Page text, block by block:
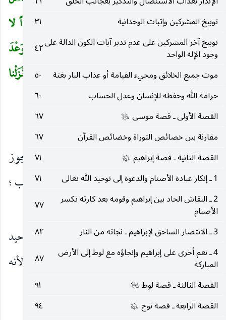
توبيخ المشركين وإثبات الوحدانية
٣١
توبيخ آخر المشركين على عدم تدبر آيات الكون الدالة على
وجود الإله الواحد
٤٢
موت جميع الخلائق ومجيء القيامة أو عذاب النار بغتة
٥٠
حرامة الله وحفظه للإنسان وعدل الحساب
٦٠
القصة الأولى ـ قصة موسى عليه‌السلام
٦٧
مقارنة بين خصائص التوراة وخضائص القرآن
٦٧
القصة الثانية ـ قصة إبراهيم عليه‌السلام
٧١
1 ـ إنكار عبادة الأصنام والدعوة إلى توحيد الله تعالى
٧١
2 ـ النقاش الحاد بين إبراهيم وقومه بعد كارثه تكسر
الأصنام
٧٧
3 ـ الانتصار الساحق لإبراهيم ـ نجاته من النار
٨٢
4 ـ نعم أخرى على إبراهيم وإنجاؤه مع لوط إلى الأرض
المباركة
٨٧
القصة الثالثة ـ قصة لوط عليه‌السلام
٩١
القصة الرابعة ـ قصة نوح عليه‌السلام
٩٤
الذِّكْرِ إِنْ كُنْتُمْ لا تَعْلَمُونَ (٧) وَما جَعَلْناهُمْ جَسَداً لا
يَأْكُلُونَ الطَّعامَ وَما كانُوا خالِدِينَ (٨) ثُمَّ صَدَقْناهُمُ الْوَعْدَ
فَأَنْجَيْناهُمْ وَمَنْ نَشاءُ وَأَهْلَكْنَا الْمُسْرِفِينَ (٩) لَقَدْ أَنْزَلْنا
إِلَيْكُمْ كِتاباً فِيهِ ذِكْرُكُمْ أَفَلا تَعْقِلُونَ (١٠)
الإعراب :
(فِيهِ ذِكْرُكُمْ ذِكْرُكُمْ)
: مرفوع بالظرف ، ويجوز
كونه مبتدأ ، و(فِيهِ)خبره ، والجملة في موضع نصب ؛
لأنها وصف كتاب.
(جَسَداً)على حذف مضاف أي ذوي جسد ، فتوحيد
الجسد على حذف مضاف ، أو لإرادة الجنس أو لأنه
مصدر في الأصل.